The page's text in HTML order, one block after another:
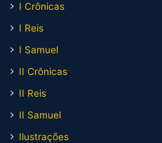
I Crônicas
I Reis
I Samuel
II Crônicas
II Reis
II Samuel
Ilustrações